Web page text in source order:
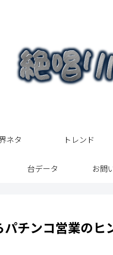
ネタ トレンド
台データ お問
パチンコ営業のヒ